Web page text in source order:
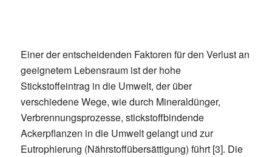
Einer der entscheidenden Faktoren für den Verlust an
geeignetem Lebensraum ist der hohe
Stickstoffeintrag in die Umwelt, der über
verschiedene Wege, wie durch Mineraldünger,
Verbrennungsprozesse, stickstoffbindende
Ackerpflanzen in die Umwelt gelangt und zur
Eutrophierung (Nährstoffübersättigung) führt [3]. Die